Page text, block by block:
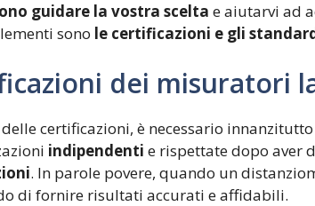
guidare la vostra scelta e aiutarvi ad
sono le certificazioni e gli
dei misuratori
certificazioni, è necessario
indipendenti e rispettate dopo aver
. In parole povere, quando un
di fornire risultati accurati e affidabili.